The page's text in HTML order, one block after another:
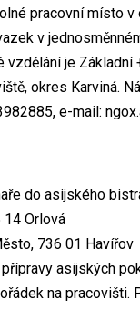
pracovní místo
v
je
okres Karviná.
e-mail:
do asijského
14 Orlová
736 01 Havířov
asijských
na pracovišti.